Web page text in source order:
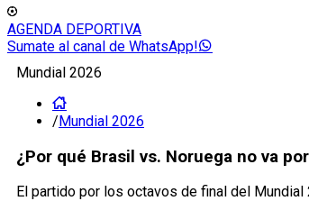
AGENDA DEPORTIVA
Sumate al canal de WhatsApp!
Mundial 2026
/Mundial 2026
¿Por qué Brasil vs. Noruega no va
El partido por los octavos de final del